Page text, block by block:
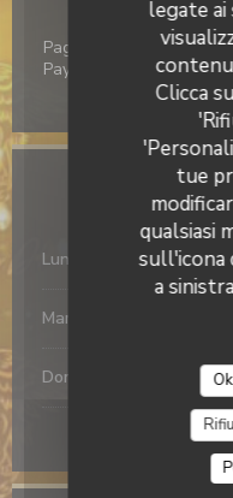
legate
Clicca
tue
qualsiasi
sull'icona
a
Ticket ristorante
Pagamento mobile,
Payment, Moneo,
Visa,
Lunedi
Mar
Domenica
*
Le